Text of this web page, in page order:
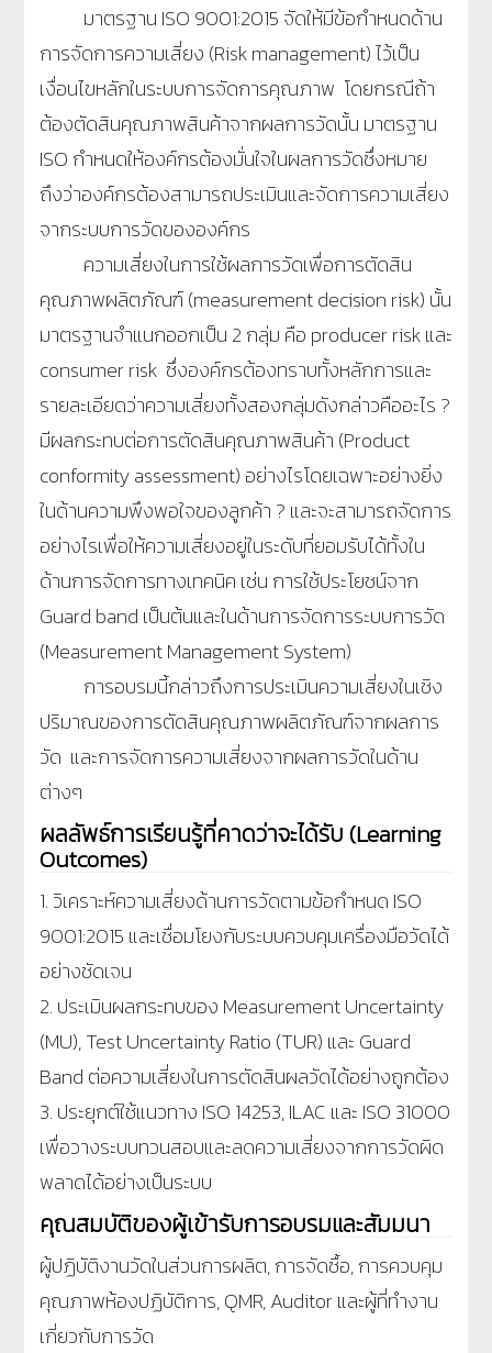
มาตรฐาน ISO 9001:2015 จัดให้มีข้อกำหนดด้าน
การจัดการความเสี่ยง (Risk management) ไว้เป็น
เงื่อนไขหลักในระบบการจัดการคุณภาพ โดยกรณีถ้า
ต้องตัดสินคุณภาพสินค้าจากผลการวัดนั้น มาตรฐาน
ISO กำหนดให้องค์กรต้องมั่นใจในผลการวัดซึ่งหมาย
ถึงว่าองค์กรต้องสามารถประเมินและจัดการความเสี่ยง
จากระบบการวัดขององค์กร
ความเสี่ยงในการใช้ผลการวัดเพื่อการตัดสิน
คุณภาพผลิตภัณฑ์ (measurement decision risk) นั้น
มาตรฐานจำแนกออกเป็น 2 กลุ่ม คือ producer risk และ
consumer risk ซึ่งองค์กรต้องทราบทั้งหลักการและ
รายละเอียดว่าความเสี่ยงทั้งสองกลุ่มดังกล่าวคืออะไร ?
มีผลกระทบต่อการตัดสินคุณภาพสินค้า (Product
conformity assessment) อย่างไรโดยเฉพาะอย่างยิ่ง
ในด้านความพึงพอใจของลูกค้า ? และจะสามารถจัดการ
อย่างไรเพื่อให้ความเสี่ยงอยู่ในระดับที่ยอมรับได้ทั้งใน
ด้านการจัดการทางเทคนิค เช่น การใช้ประโยชน์จาก
Guard band เป็นต้นและในด้านการจัดการระบบการวัด
(Measurement Management System)
การอบรมนี้กล่าวถึงการประเมินความเสี่ยงในเชิง
ปริมาณของการตัดสินคุณภาพผลิตภัณฑ์จากผลการ
วัด และการจัดการความเสี่ยงจากผลการวัดในด้าน
ต่างๆ
ผลลัพธ์การเรียนรู้ที่คาดว่าจะได้รับ (Learning
Outcomes)
1. วิเคราะห์ความเสี่ยงด้านการวัดตามข้อกำหนด ISO
9001:2015 และเชื่อมโยงกับระบบควบคุมเครื่องมือวัดได้
อย่างชัดเจน
2. ประเมินผลกระทบของ Measurement Uncertainty
(MU), Test Uncertainty Ratio (TUR) และ Guard
Band ต่อความเสี่ยงในการตัดสินผลวัดได้อย่างถูกต้อง
3. ประยุกต์ใช้แนวทาง ISO 14253, ILAC และ ISO 31000
เพื่อวางระบบทวนสอบและลดความเสี่ยงจากการวัดผิด
พลาดได้อย่างเป็นระบบ
คุณสมบัติของผู้เข้ารับการอบรมและสัมมนา
ผู้ปฏิบัติงานวัดในส่วนการผลิต, การจัดซื้อ, การควบคุม
คุณภาพห้องปฏิบัติการ, QMR, Auditor และผู้ที่ทำงาน
เกี่ยวกับการวัด